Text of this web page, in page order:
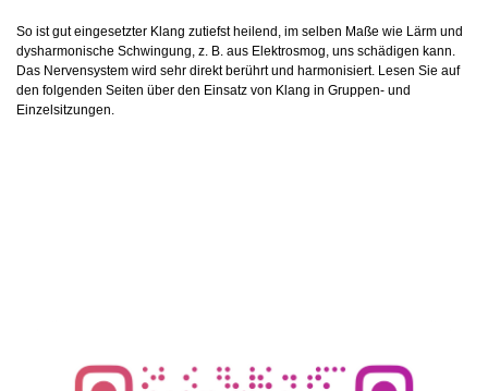
So ist gut eingesetzter Klang zutiefst heilend, im selben Maße wie Lärm und
dysharmonische Schwingung, z. B. aus Elektrosmog, uns schädigen kann.
Das Nervensystem wird sehr direkt berührt und harmonisiert. Lesen Sie auf
den folgenden Seiten über den Einsatz von Klang in Gruppen- und
Einzelsitzungen.